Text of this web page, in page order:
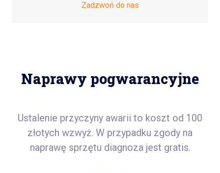
Zadzwoń do nas
Naprawy pogwarancyjne
Ustalenie przyczyny awarii to koszt od 100
złotych wzwyż. W przypadku zgody na
naprawę sprzętu diagnoza jest gratis.